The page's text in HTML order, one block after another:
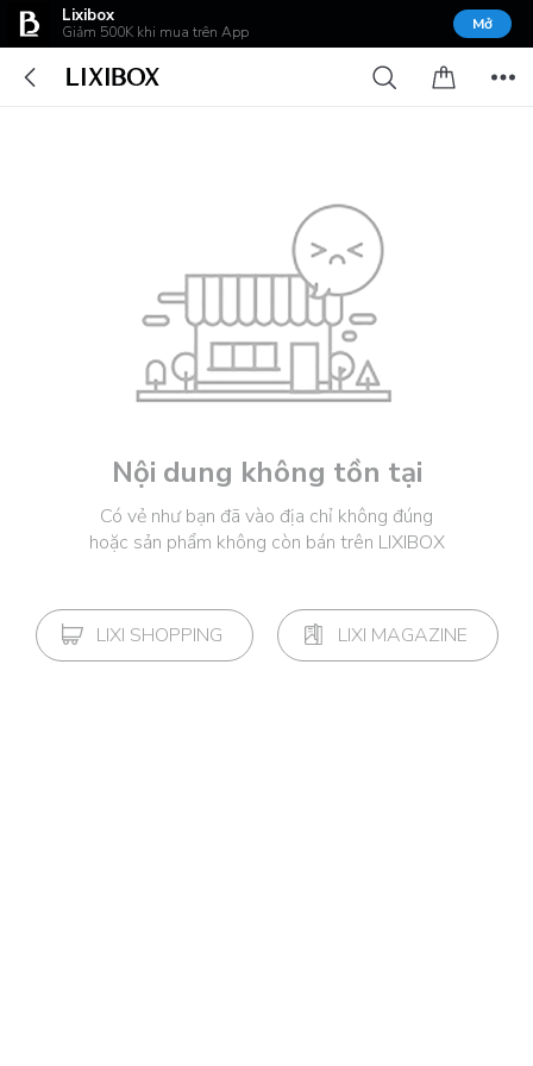
Lixibox
Giảm 500K khi mua trên App Mở
Nội dung không tồn tại
Có vẻ như bạn đã vào địa chỉ không đúng
hoặc sản phẩm không còn bán trên LIXIBOX
LIXI SHOPPING LIXI MAGAZINE